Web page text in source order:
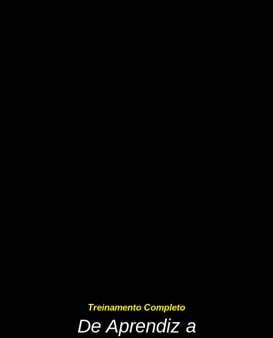
Treinamento Completo
De Aprendiz a